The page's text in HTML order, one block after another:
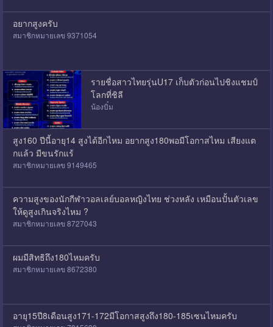
อยากสูงครับ
สมาชิกหมายเลข 9371054
รายชื่อสาวไทยรุ่นU17 เก็บตัวก่อนไปชิงแชมป์
โลกที่ชิลี
น้องบิ๋ม
สูง160 ปีนี้อายุ14 สูงได้อีกไหม อยากสูง180พอมีโอกาสไหม เสียงแต
กแล้ว มีขนรักแร้
สมาชิกหมายเลข 9149465
ความสูงของนักกีฬาวอลเลย์บอลหญิงไทย ช่วงหลัง เหมือนปั้นตัวเลข
ให้ดูสูงเกินจริงไหม ?
สมาชิกหมายเลข 8727043
ผมมีสิทธิถึง180ไหมครับ
สมาชิกหมายเลข 8672380
อายุ15ปี8เดือนสูง171-172มีโอกาสสูงถึง180-185เซนไหมครับ